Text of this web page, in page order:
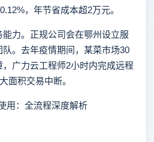
，年节省成本超2万元。
力。正规公司会在鄂州设立服
。去年疫情期间，某菜市场30
广力云工程师2小时内完成远程
面积交易中断。
：全流程深度解析